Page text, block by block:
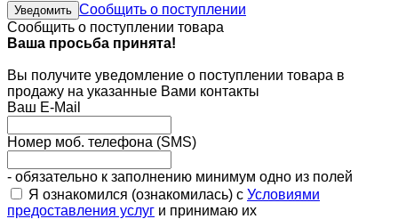
Уведомить Сообщить о поступлении
Сообщить о поступлении товара
Ваша просьба принята!
Вы получите уведомление о поступлении товара в
продажу на указанные Вами контакты
Ваш E-Mail
Номер моб. телефона (SMS)
- обязательно к заполнению минимум одно из полей
Я ознакомился (ознакомилась) с Условиями
предоставления услуг и принимаю их